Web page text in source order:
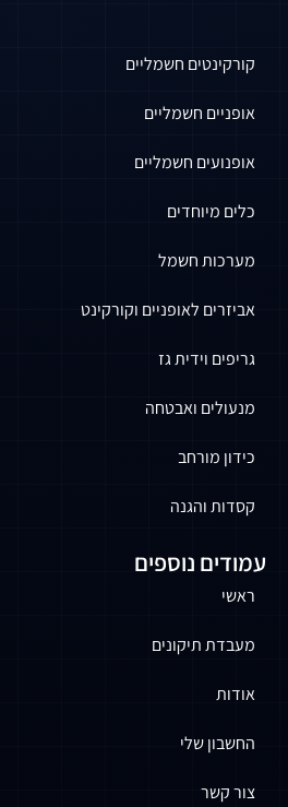
קורקינטים חשמליים
אופניים חשמליים
אופנועים חשמליים
כלים מיוחדים
מערכות חשמל
אביזרים לאופניים וקורקינט
גריפים וידית גז
מנעולים ואבטחה
כידון מורחב
קסדות והגנה
עמודים נוספים
ראשי
מעבדת תיקונים
אודות
החשבון שלי
צור קשר